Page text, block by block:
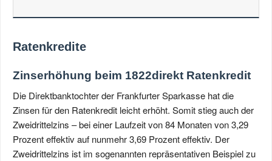
Ratenkredite
Zinserhöhung beim 1822direkt Ratenkredit
Die Direktbanktochter der Frankfurter Sparkasse hat die
Zinsen für den Ratenkredit leicht erhöht. Somit stieg auch der
Zweidrittelzins – bei einer Laufzeit von 84 Monaten von 3,29
Prozent effektiv auf nunmehr 3,69 Prozent effektiv. Der
Zweidrittelzins ist im sogenannten repräsentativen Beispiel zu